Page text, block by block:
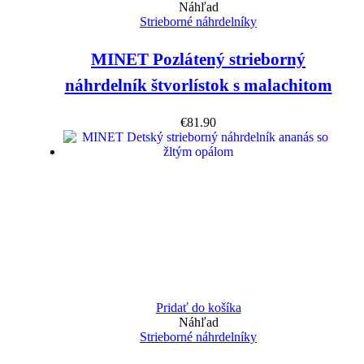
Náhľad
Strieborné náhrdelníky
MINET Pozlátený strieborný
náhrdelník štvorlístok s malachitom
€81.90
Pridať do košíka
Náhľad
Strieborné náhrdelníky